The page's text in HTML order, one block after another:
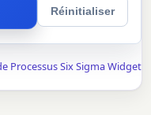
Réinitialiser
Processus Six Sigma Widget